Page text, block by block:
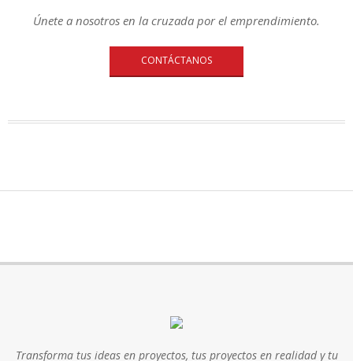
Únete a nosotros en la cruzada por el emprendimiento.
CONTÁCTANOS
Transforma tus ideas en proyectos, tus proyectos en realidad y tu